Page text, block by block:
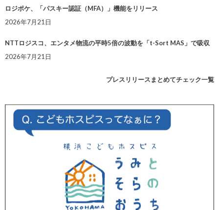
ロジポケ、「パスキー認証（MFA）」機能をリリース
2026年7月21日
NTTロジスコ、エンタメ物流の平時5倍の波動を「t-Sort MAS」で吸収
2026年7月21日
プレスリリースまとめてチェック一覧